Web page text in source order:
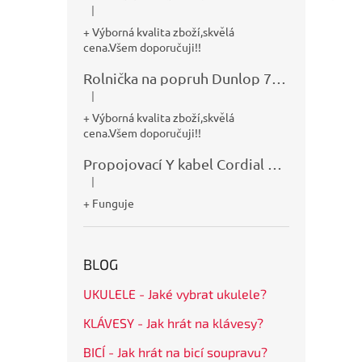
Hodnocení produktu je 5 z 5 hvězdiček.
|
+ Výborná kvalita zboží,skvělá
cena.Všem doporučuji!!
Hodnocení produktu je 5 z 5 hvězdiček.
|
+ Výborná kvalita zboží,skvělá
cena.Všem doporučuji!!
Hodnocení produktu je 5 z 5 hvězdiček.
|
+ Funguje
BLOG
UKULELE - Jaké vybrat ukulele?
KLÁVESY - Jak hrát na klávesy?
BICÍ - Jak hrát na bicí soupravu?